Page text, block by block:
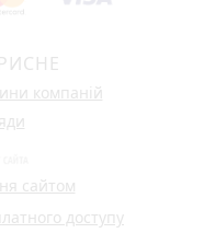
компаній
сайтом
доступу